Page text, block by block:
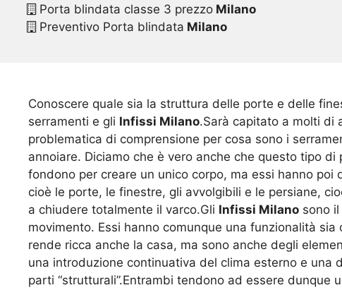
Porta blindata classe 3 prezzoMilano
Preventivo Porta blindata Milano
Conoscere quale sia la struttura delle porte e delle
serramenti e gli Infissi Milano.Sarà capitato a molti di
problematica di comprensione per cosa sono i
annoiare. Diciamo che è vero anche che questo tipo
fondono per creare un unico corpo, ma essi hanno
cioè le porte, le finestre, gli avvolgibili e le persiane,
a chiudere totalmente il varco.Gli Infissi Milano sono
movimento. Essi hanno comunque una funzionalità
rende ricca anche la casa, ma sono anche degli
una introduzione continuativa del clima esterno e
parti “strutturali”.Entrambi tendono ad essere